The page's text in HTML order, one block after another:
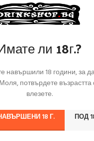
ли 18г.?
навършили 18 години, за
потвърдете възрастта
влезете.
18 Г. ПОД